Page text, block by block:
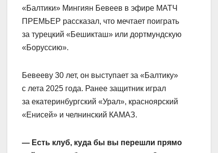
«Балтики» Мингиян Бевеев в эфире МАТЧ
ПРЕМЬЕР рассказал, что мечтает поиграть
за турецкий «Бешикташ» или дортмундскую
«Боруссию».
Бевееву 30 лет, он выступает за «Балтику»
с лета 2025 года. Ранее защитник играл
за екатеринбургский «Урал», красноярский
«Енисей» и челнинский КАМАЗ.
— Есть клуб, куда бы вы перешли прямо